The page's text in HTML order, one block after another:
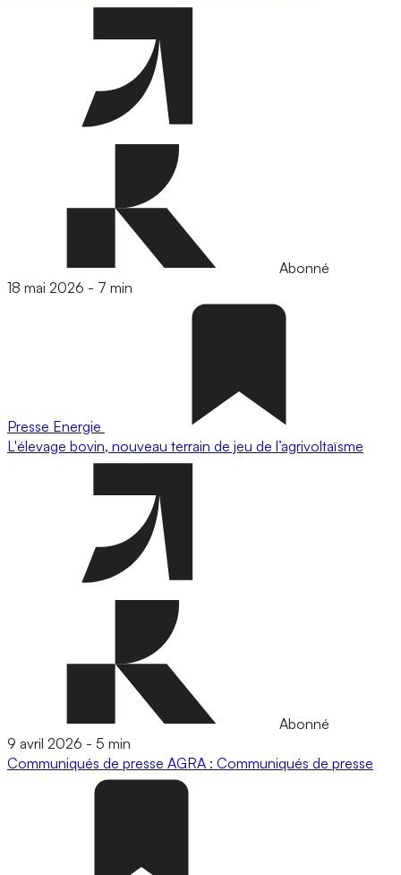
Abonné
18 mai 2026 - 7 min
Presse Energie
L'élevage bovin, nouveau terrain de jeu de l’agrivoltaïsme
Abonné
9 avril 2026 - 5 min
Communiqués de presse AGRA : Communiqués de presse